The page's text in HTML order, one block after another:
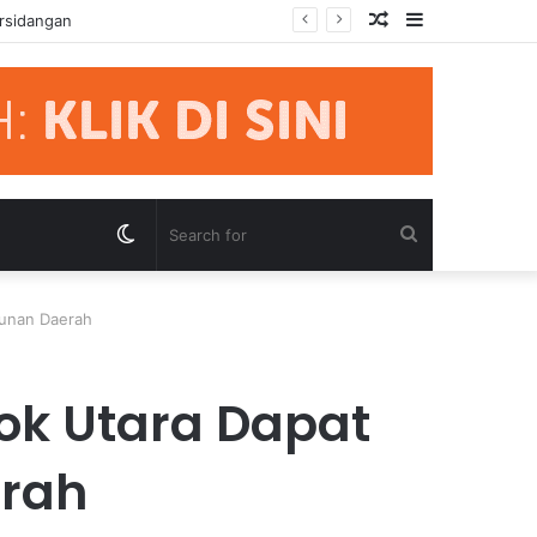
PAN Sidebar
Random
Article
Switch
Daerah
Utara Dapat